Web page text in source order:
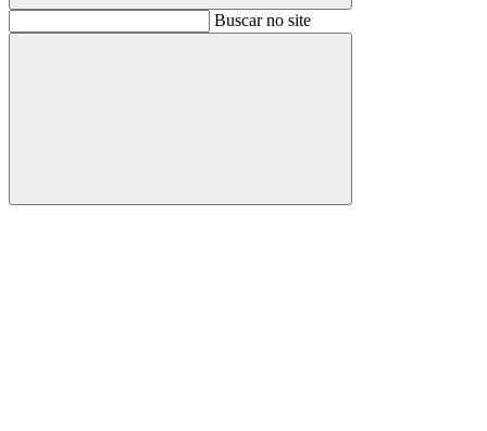
BuscarBuscar no site
Buscar